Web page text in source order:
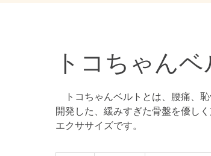
トコちゃん
トコちゃんベルトとは、腰痛、
開発した、緩みすぎた骨盤を優し
エクササイズです。